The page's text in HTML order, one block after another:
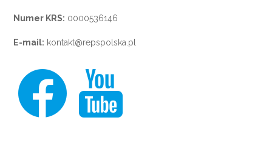
Numer KRS: 0000536146
E-mail: kontakt@repspolska.pl